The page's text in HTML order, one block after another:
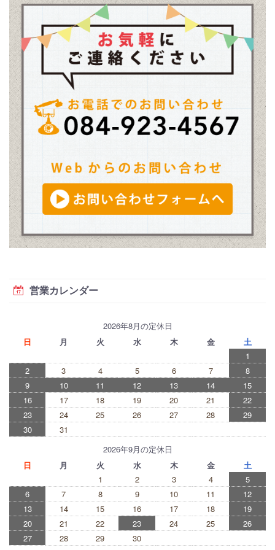
営業カレンダー
2026年8月の定休日
日
月 火 水 木 金
土
1
2
3 4 5 6 7
8
9
10 11 12 13 14
15
16
17 18 19 20 21
22
23
24 25 26 27 28
29
30
31
2026年9月の定休日
日
月 火 水 木 金
土
1
2 3 4
5
6
7 8 9 10 11
12
13
14 15 16 17 18
19
20
21 22 23 24 25
26
27
28 29 30